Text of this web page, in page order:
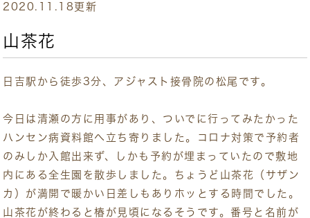
2020.11.18更新
山茶花
日吉駅から徒歩3分、アジャスト接骨院の松尾です。
今日は清瀬の方に用事があり、ついでに行ってみたかった
ハンセン病資料館へ立ち寄りました。コロナ対策で予約者
のみしか入館出来ず、しかも予約が埋まっていたので敷地
内にある全生園を散歩しました。ちょうど山茶花（サザン
カ）が満開で暖かい日差しもありホッとする時間でした。
山茶花が終わると椿が見頃になるそうです。番号と名前が